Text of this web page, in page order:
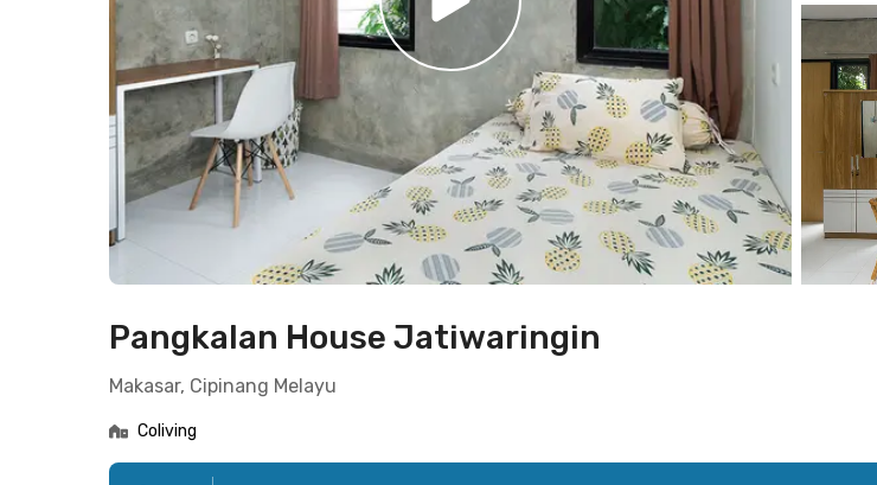
Pangkalan House Jatiwaringin
Makasar, Cipinang Melayu
Coliving